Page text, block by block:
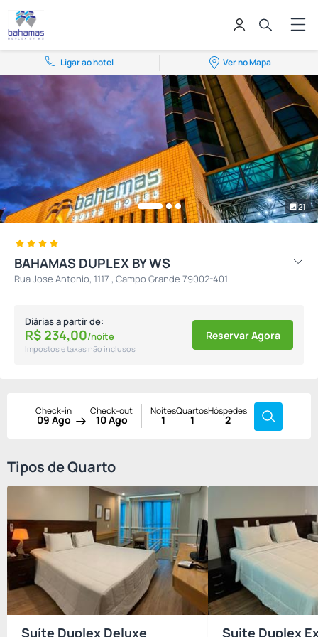
Ligar ao hotel Ver no Mapa
21
BAHAMAS DUPLEX BY WS
Rua Jose Antonio, 1117 , Campo Grande 79002-401
Diárias a partir de:
R$ 234,00/noite
Impostos e taxas não inclusos
Reservar Agora
Check-in
09 Ago
Check-out
10 Ago
Noites
1
Quartos
1
Hóspedes
2
Tipos de Quarto
Suíte Duplex Deluxe Suite Duplex